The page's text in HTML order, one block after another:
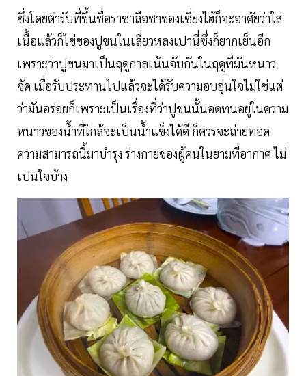
ซึ่งโดยตำรับที่ขึ้นชื่อราชาลือชาของเซี่ยงไฮ้ก็จะอาศัยว่าใส่
เนื้อแล้วก็ไข่ของปูขนในเสี่ยวหลงเปานี่ซึ่งก็ยากเย็นอีก
เพราะว่าปูขนมาเป็นฤดูกาลเน้นจับกันในฤดูที่มันหนาว
จัด เมื่อรับประทานไปแล้วจะได้รับความอบอุ่นใจไม่ใช่แต่
ว่ามันอร่อยก็เพราะเป็นเรื่องที่ว่าปูขนนั้นอดทนอยู่ในความ
หนาวของน้ำที่ใกล้จะเป็นน้ำแข็งได้ดี ก็ควรจะถ่ายทอด
ความสามารถนี้มาบำรุง ร่างกายของผู้คนในยามที่อากาศ ไม่
เปนใจบ้าง